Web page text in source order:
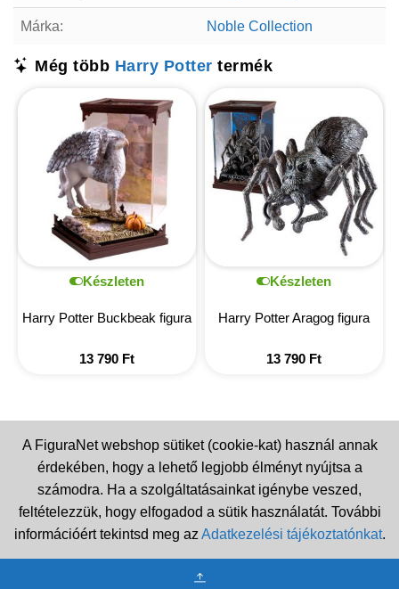
Márka: Noble Collection
Még több Harry Potter termék
Készleten
Harry Potter Buckbeak figura
13 790 Ft
Készleten
Harry Potter Aragog figura
13 790 Ft
A FiguraNet webshop sütiket (cookie-kat) használ annak
érdekében, hogy a lehető legjobb élményt nyújtsa a
számodra. Ha a szolgáltatásainkat igénybe veszed,
feltételezzük, hogy elfogadod a sütik használatát. További
információért tekintsd meg az Adatkezelési tájékoztatónkat.